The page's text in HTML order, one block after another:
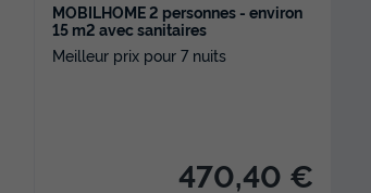
MOBILHOME 2 personnes - environ
15 m2 avec sanitaires
Meilleur prix pour 7 nuits
470,40 €